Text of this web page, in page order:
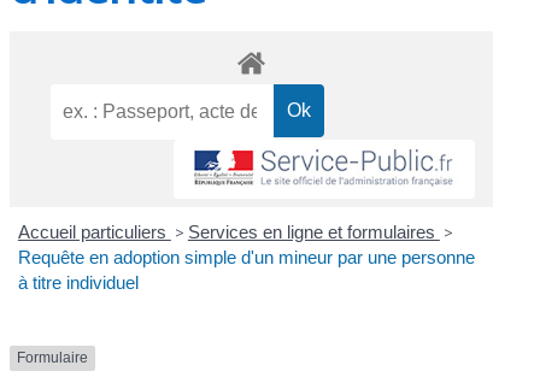
Accueil particuliers > Services en ligne et formulaires >
Requête en adoption simple d'un mineur par une personne
à titre individuel
Formulaire